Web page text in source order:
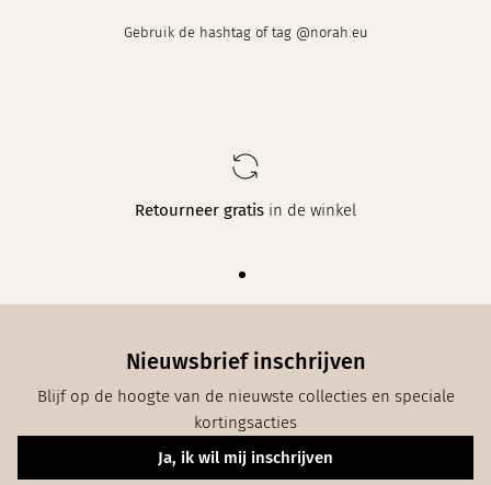
Gebruik de hashtag of tag @norah.eu
Retourneer gratis in de winkel
Nieuwsbrief inschrijven
Blijf op de hoogte van de nieuwste collecties en speciale
kortingsacties
Ja, ik wil mij inschrijven